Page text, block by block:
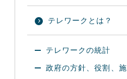
テレワークとは？
テレワークの統計
政府の方針、役割、